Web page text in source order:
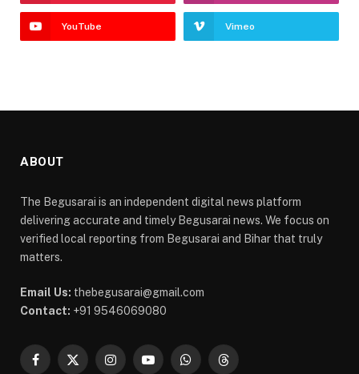
YouTube Vimeo
ABOUT
The Begusarai is an independent digital news platform
delivering accurate and timely Begusarai news. We focus on
verified local reporting from Begusarai and Bihar that truly
matters.
Email Us: thebegusarai@gmail.com
Contact: +91 9546069080
Facebook
X
InstagramYouTubeWhatsAppThreads